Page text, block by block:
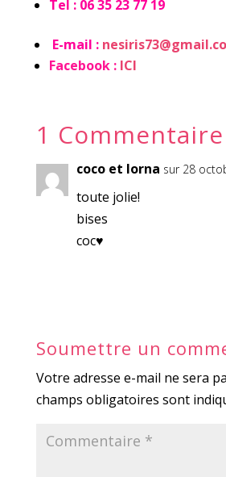
Tel : 06 35 23 77 19
E-mail :
Facebook : ICI
1 Commentaire
coco et lorna sur 28
toute jolie!
bises
coc♥
Soumettre un
Votre adresse e-mail ne sera
champs obligatoires sont